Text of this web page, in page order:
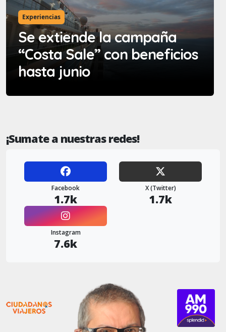
Experiencias
Se extiende la campaña
“Costa Sale” con beneficios
hasta junio
¡Sumate a nuestras redes!
Facebook
1.7k
X (Twitter)
1.7k
Instagram
7.6k